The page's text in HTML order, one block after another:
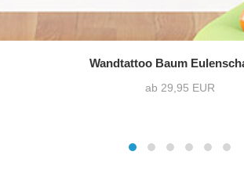
Wandtattoo Baum
ab 29,95 EUR